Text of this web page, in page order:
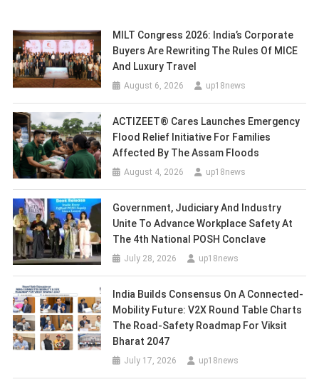
MILT Congress 2026: India’s Corporate
Buyers Are Rewriting The Rules Of MICE
And Luxury Travel
August 6, 2026 up18news
ACTIZEET® Cares Launches Emergency
Flood Relief Initiative For Families
Affected By The Assam Floods
August 4, 2026 up18news
Government, Judiciary And Industry
Unite To Advance Workplace Safety At
The 4th National POSH Conclave
July 28, 2026 up18news
India Builds Consensus On A Connected-
Mobility Future: V2X Round Table Charts
The Road-Safety Roadmap For Viksit
Bharat 2047
July 17, 2026 up18news